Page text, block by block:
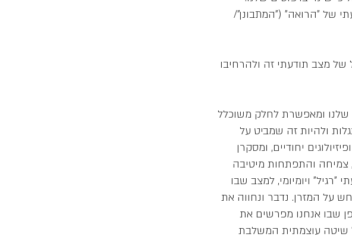
של "הרואה" ("המתבונן"/
של מצב תודעתי זה ולהרחיבו
שלנו ומאפשרת לחלק משוכלל
ולהיות זה שמביט על
יחודיים, ומסקרן
צמיחה והתפתחות מיטיבה
ויומיומי, למצב שבו
על המזרן. נדבר ונחווה את
שבו אנחנו מפרשים את
שיטה עוצמתית המשלבת